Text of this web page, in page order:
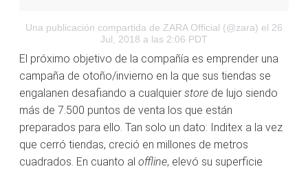
Una publicación compartida de ZARA Official (@zara) el 26
Jul, 2018 a las 2:06 PDT
El próximo objetivo de la compañía es emprender una
campaña de otoño/invierno en la que sus tiendas se
engalanen desafiando a cualquier store de lujo siendo
más de 7.500 puntos de venta los que están
preparados para ello. Tan solo un dato: Inditex a la vez
que cerró tiendas, creció en millones de metros
cuadrados. En cuanto al offline, elevó su superficie